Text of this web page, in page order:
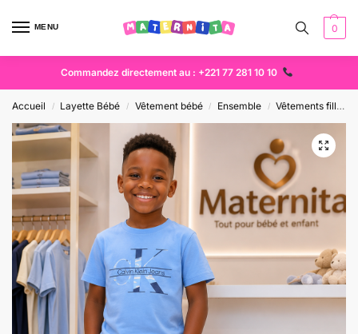
MENU 0
Commandez directement au : +221 77 281 10 10
Accueil / Layette Bébé / Vêtement bébé / Ensemble / Vêtements fille